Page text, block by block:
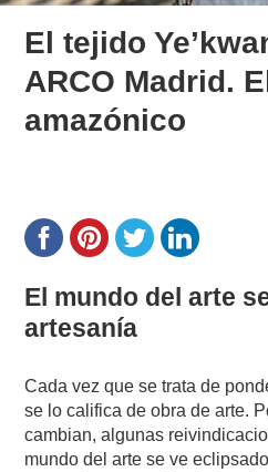
El tejido
ARCO Madrid.
amazónico
El mundo del arte
artesanía
Cada vez que se trata de
se lo califica de obra de arte.
cambian, algunas
mundo del arte se ve